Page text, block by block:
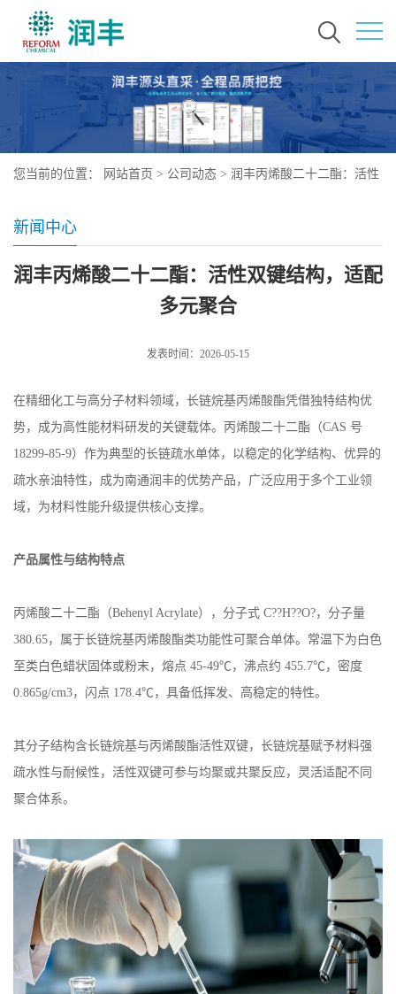
您当前的位置： 网站首页 > 公司动态 > 润丰丙烯酸二十二酯：活性
新闻中心
润丰丙烯酸二十二酯：活性双键结构，适配
多元聚合
发表时间：2026-05-15
在精细化工与高分子材料领域，长链烷基丙烯酸酯凭借独特结构优
势，成为高性能材料研发的关键载体。丙烯酸二十二酯（CAS 号
18299-85-9）作为典型的长链疏水单体，以稳定的化学结构、优异的
疏水亲油特性，成为南通润丰的优势产品，广泛应用于多个工业领
域，为材料性能升级提供核心支撑。
产品属性与结构特点
丙烯酸二十二酯（Behenyl Acrylate），分子式 C??H??O?，分子量
380.65，属于长链烷基丙烯酸酯类功能性可聚合单体。常温下为白色
至类白色蜡状固体或粉末，熔点 45-49℃，沸点约 455.7℃，密度
0.865g/cm3，闪点 178.4℃，具备低挥发、高稳定的特性。
其分子结构含长链烷基与丙烯酸酯活性双键，长链烷基赋予材料强
疏水性与耐候性，活性双键可参与均聚或共聚反应，灵活适配不同
聚合体系。